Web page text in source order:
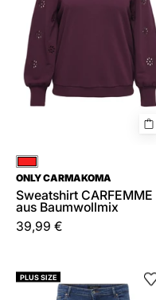
Rot
ONLY CARMAKOMA
Sweatshirt CARFEMME
aus Baumwollmix
39,99 €
WILLY
PLUS SIZE